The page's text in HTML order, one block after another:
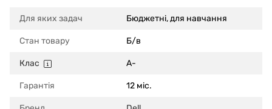
Для яких задач Бюджетні, для навчання
Стан товару Б/в
Клас A-
Гарантія 12 міс.